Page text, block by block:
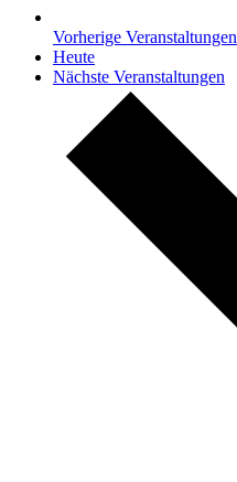
Vorherige Veranstaltungen
Heute
Nächste Veranstaltungen